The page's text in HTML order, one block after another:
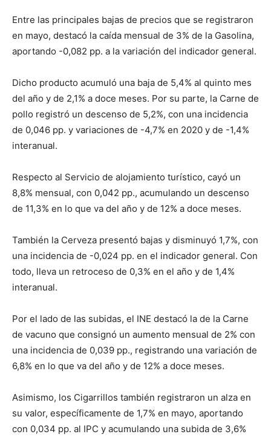
Entre las principales bajas de precios que se registraron
en mayo, destacó la caída mensual de 3% de la Gasolina,
aportando -0,082 pp. a la variación del indicador general.
Dicho producto acumuló una baja de 5,4% al quinto mes
del año y de 2,1% a doce meses. Por su parte, la Carne de
pollo registró un descenso de 5,2%, con una incidencia
de 0,046 pp. y variaciones de -4,7% en 2020 y de -1,4%
interanual.
Respecto al Servicio de alojamiento turístico, cayó un
8,8% mensual, con 0,042 pp., acumulando un descenso
de 11,3% en lo que va del año y de 12% a doce meses.
También la Cerveza presentó bajas y disminuyó 1,7%, con
una incidencia de -0,024 pp. en el indicador general. Con
todo, lleva un retroceso de 0,3% en el año y de 1,4%
interanual.
Por el lado de las subidas, el INE destacó la de la Carne
de vacuno que consignó un aumento mensual de 2% con
una incidencia de 0,039 pp., registrando una variación de
6,8% en lo que va del año y de 12% a doce meses.
Asimismo, los Cigarrillos también registraron un alza en
su valor, específicamente de 1,7% en mayo, aportando
con 0,034 pp. al IPC y acumulando una subida de 3,6%